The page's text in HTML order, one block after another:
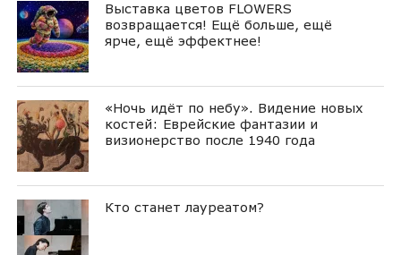
Выставка цветов FLOWERS
возвращается! Ещё больше, ещё
ярче, ещё эффектнее!
«Ночь идёт по небу». Видение новых
костей: Еврейские фантазии и
визионерство после 1940 года
Кто станет лауреатом?